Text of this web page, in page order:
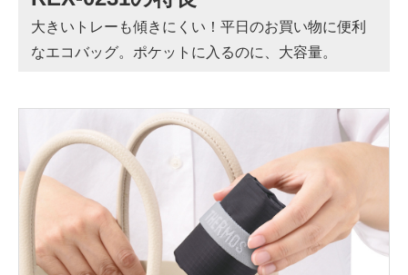
大きいトレーも傾きにくい！平日のお買い物に便利
なエコバッグ。ポケットに入るのに、大容量。